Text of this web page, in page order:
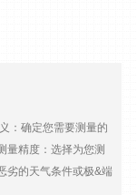
：确定您需要测量的
量精度：选择为您测
劣的天气条件或极&端